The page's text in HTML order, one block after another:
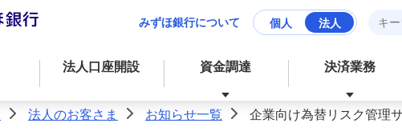
みずほ銀行について 個人 法人
法人口座開設 資金調達 決済業務
法人のお客さま お知らせ一覧 企業向け為替リスク管理